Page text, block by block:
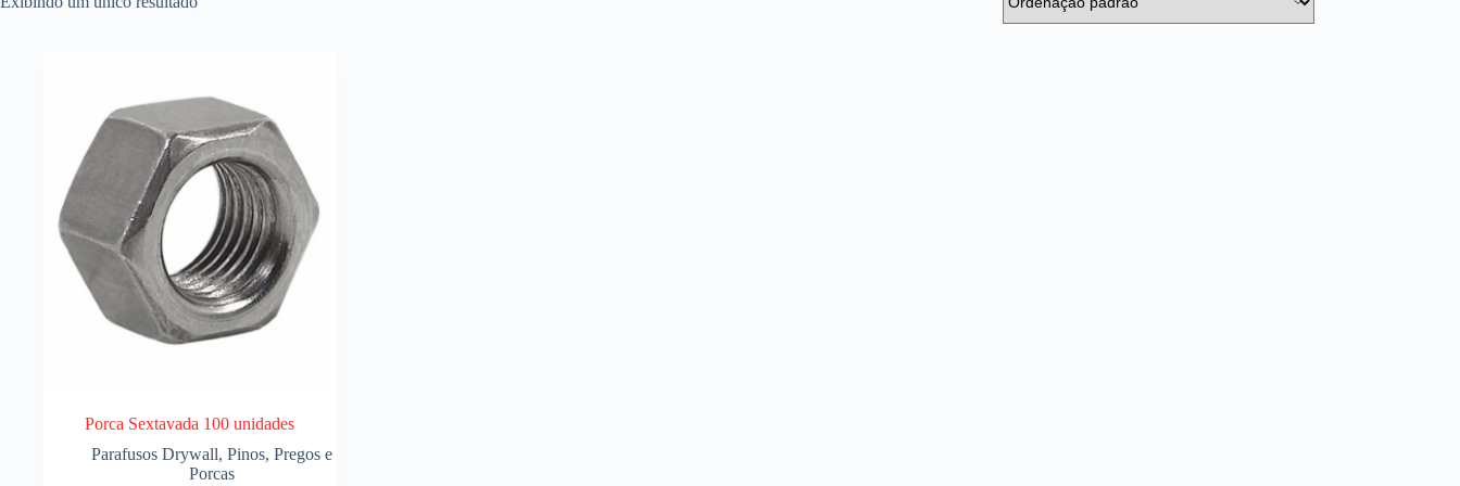
Porca Sextavada 100 unidades
Parafusos Drywall, Pinos, Pregos e
Porcas